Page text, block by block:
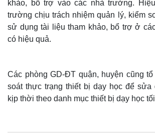
khảo, bổ trợ vào các nhà trường.
trường chịu trách nhiệm quản lý, kiểm
sử dụng tài liệu tham khảo, bổ trợ ở
có hiệu quả.
Các phòng GD-ĐT quận, huyện cũng
soát thực trạng thiết bị dạy học để sửa
kịp thời theo danh mục thiết bị dạy học